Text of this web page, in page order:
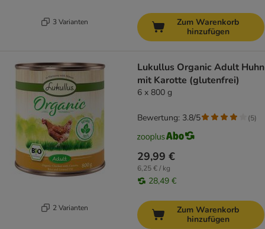
3 Varianten
Zum Warenkorb
hinzufügen
2 Varianten
Lukullus Organic Adult Huhn
mit Karotte (glutenfrei)
6 x 800 g
29,99 €
6,25 € / kg
28,49 €
Bewertung: 3.8/5 (5)
Zum Warenkorb
hinzufügen